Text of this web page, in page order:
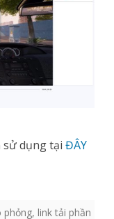
sử dụng tại ĐÂY
phỏng, link tải phần